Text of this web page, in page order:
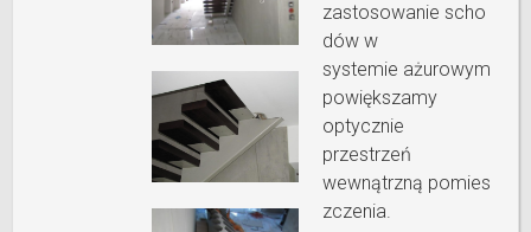
zastosowanie scho
dów w
systemie ażurowym
powiększamy
optycznie
przestrzeń
wewnątrzną pomies
zczenia.